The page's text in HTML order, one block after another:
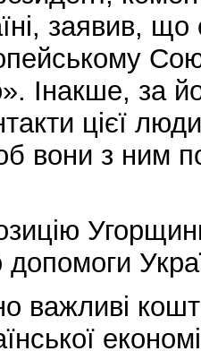
заявив, що
Інакше, за
цієї
вони з ним
допомоги
важливі